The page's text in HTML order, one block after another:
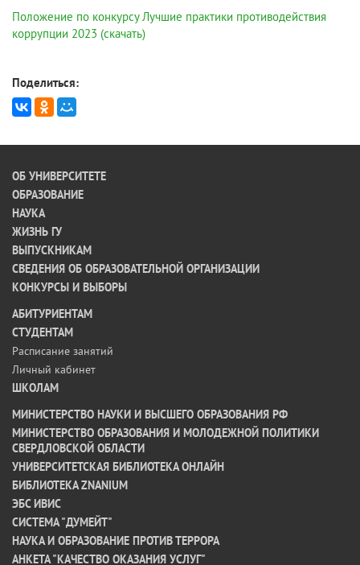
Положение по конкурсу Лучшие практики противодействия
коррупции 2023 (скачать)
Поделиться:
ОБ УНИВЕРСИТЕТЕ
ОБРАЗОВАНИЕ
НАУКА
ЖИЗНЬ ГУ
ВЫПУСКНИКАМ
СВЕДЕНИЯ ОБ ОБРАЗОВАТЕЛЬНОЙ ОРГАНИЗАЦИИ
КОНКУРСЫ И ВЫБОРЫ
АБИТУРИЕНТАМ
СТУДЕНТАМ
Расписание занятий
Личный кабинет
ШКОЛАМ
МИНИСТЕРСТВО НАУКИ И ВЫСШЕГО ОБРАЗОВАНИЯ РФ
МИНИСТЕРСТВО ОБРАЗОВАНИЯ И МОЛОДЕЖНОЙ ПОЛИТИКИ
СВЕРДЛОВСКОЙ ОБЛАСТИ
УНИВЕРСИТЕТСКАЯ БИБЛИОТЕКА ОНЛАЙН
БИБЛИОТЕКА ZNANIUM
ЭБС ИВИС
СИСТЕМА "ДУМЕЙТ"
НАУКА И ОБРАЗОВАНИЕ ПРОТИВ ТЕРРОРА
АНКЕТА "КАЧЕСТВО ОКАЗАНИЯ УСЛУГ"